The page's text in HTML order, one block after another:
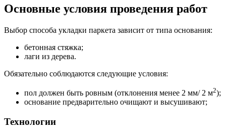
Основные условия проведения работ
Выбор способа укладки паркета зависит от типа основания:
бетонная стяжка;
лаги из дерева.
Обязательно соблюдаются следующие условия:
пол должен быть ровным (отклонения менее 2 мм/ 2 м2);
основание предварительно очищают и высушивают;
Технологии